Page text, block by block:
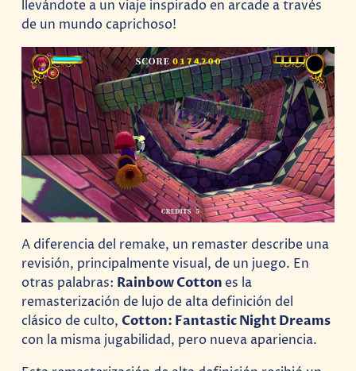
llevándote a un viaje inspirado en arcade a través
de un mundo caprichoso!
A diferencia del remake, un remaster describe una
revisión, principalmente visual, de un juego. En
otras palabras: Rainbow Cottones la
remasterización de lujo de alta definición del
clásico de culto, Cotton: Fantastic Night Dreams
con la misma jugabilidad, pero nueva apariencia.